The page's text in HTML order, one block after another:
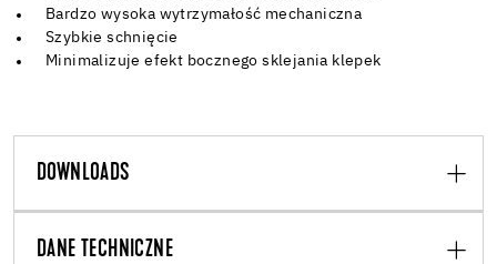
Bardzo wysoka wytrzymałość mechaniczna
Szybkie schnięcie
Minimalizuje efekt bocznego sklejania klepek
DOWNLOADS
DANE TECHNICZNE